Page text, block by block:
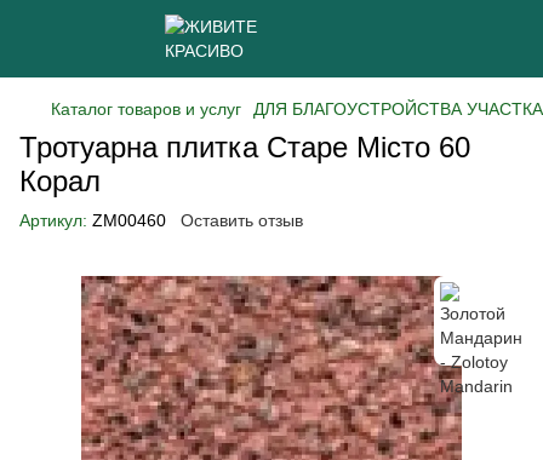
Каталог товаров и услуг ДЛЯ БЛАГОУСТРОЙСТВА УЧАСТКА
Тротуарна плитка Старе Місто 60
Корал
Артикул: ZM00460 Оставить отзыв